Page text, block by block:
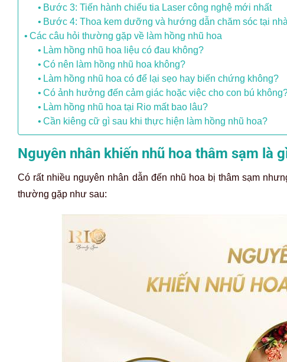
Bước 3: Tiến hành chiếu tia Laser công nghệ mới nhất
Bước 4: Thoa kem dưỡng và hướng dẫn chăm sóc tại nhà
Các câu hỏi thường gặp về làm hồng nhũ hoa
Làm hồng nhũ hoa liệu có đau không?
Có nên làm hồng nhũ hoa không?
Làm hồng nhũ hoa có để lại sẹo hay biến chứng không?
Có ảnh hưởng đến cảm giác hoặc việc cho con bú
Làm hồng nhũ hoa tại Rio mất bao lâu?
Cần kiêng cữ gì sau khi thực hiện làm hồng nhũ hoa?
Nguyên nhân khiến nhũ hoa thâm sạm là
Có rất nhiều nguyên nhân dẫn đến nhũ hoa bị thâm sạm
thường gặp như sau: